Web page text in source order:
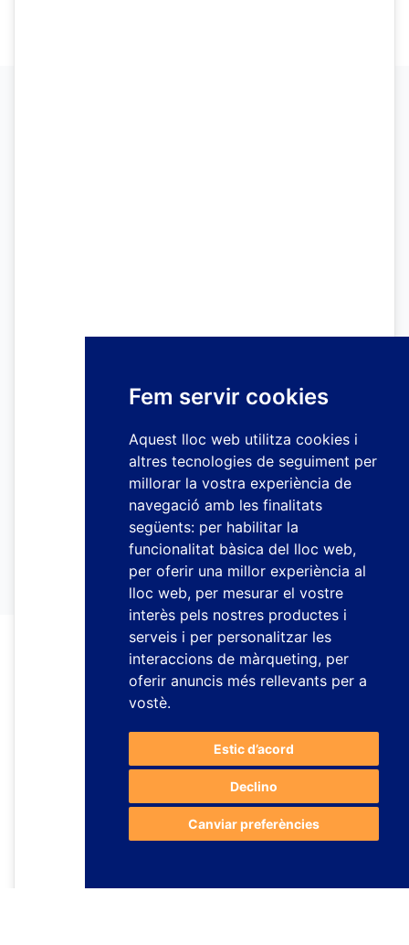
Fem servir cookies
Aquest lloc web utilitza cookies i
altres tecnologies de seguiment per
millorar la vostra experiència de
navegació amb les finalitats
següents: per habilitar la
funcionalitat bàsica del lloc web,
per oferir una millor experiència al
lloc web, per mesurar el vostre
interès pels nostres productes i
serveis i per personalitzar les
interaccions de màrqueting, per
oferir anuncis més rellevants per a
vostè.
Estic d’acord
Declino
Canviar preferències